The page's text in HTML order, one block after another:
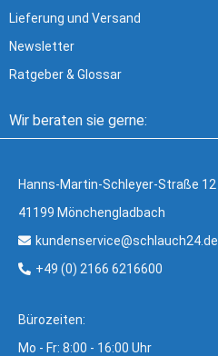
Lieferung und Versand
Newsletter
Ratgeber & Glossar
Wir beraten sie gerne:
Hanns-Martin-Schleyer-Straße 12
41199 Mönchengladbach
kundenservice@schlauch24.de
+49 (0) 2166 6216600
Bürozeiten:
Mo - Fr: 8:00 - 16:00 Uhr